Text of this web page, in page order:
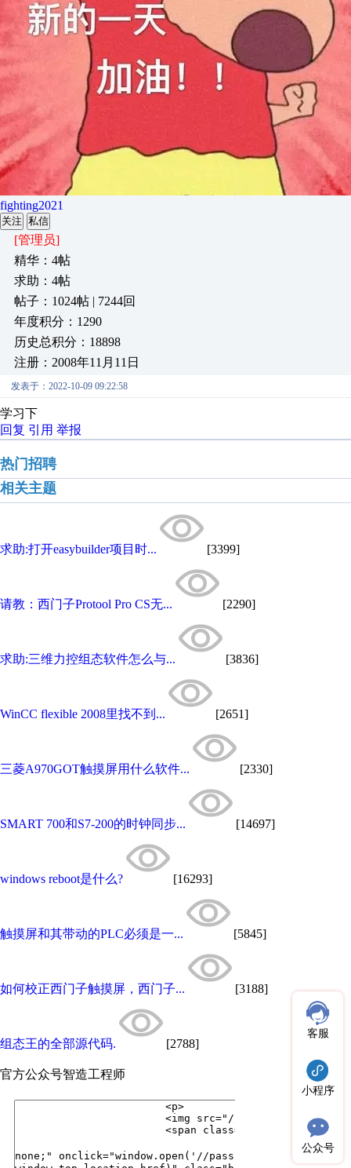
fighting2021
关注 私信
[管理员]
精华：4帖
求助：4帖
帖子：1024帖 | 7244回
年度积分：1290
历史总积分：18898
注册：2008年11月11日
发表于：2022-10-09 09:22:58
学习下
回复 引用 举报
热门招聘
相关主题
求助:打开easybuilder项目时... [3399]
请教：西门子Protool Pro CS无... [2290]
求助:三维力控组态软件怎么与... [3836]
WinCC flexible 2008里找不到... [2651]
三菱A970GOT触摸屏用什么软件... [2330]
SMART 700和S7-200的时钟同步... [14697]
windows reboot是什么? [16293]
触摸屏和其带动的PLC必须是一... [5845]
如何校正西门子触摸屏，西门子... [3188]
组态王的全部源代码. [2788]
官方公众号智造工程师
客服
小程序
公众号